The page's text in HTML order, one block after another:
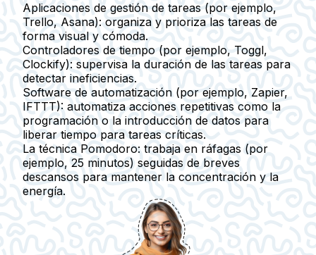
Aplicaciones de gestión de tareas (por ejemplo,
Trello, Asana): organiza y prioriza las tareas de
forma visual y cómoda.
Controladores de tiempo (por ejemplo, Toggl,
Clockify): supervisa la duración de las tareas para
detectar ineficiencias.
Software de automatización (por ejemplo, Zapier,
IFTTT): automatiza acciones repetitivas como la
programación o la introducción de datos para
liberar tiempo para tareas críticas.
La técnica Pomodoro: trabaja en ráfagas (por
ejemplo, 25 minutos) seguidas de breves
descansos para mantener la concentración y la
energía.